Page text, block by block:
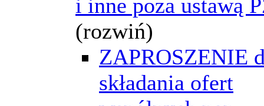
i inne poza ustawą
(rozwiń)
ZAPROSZENIE
składania ofert